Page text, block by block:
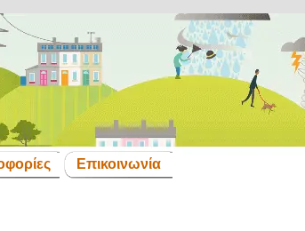
▼
Επικοινωνία